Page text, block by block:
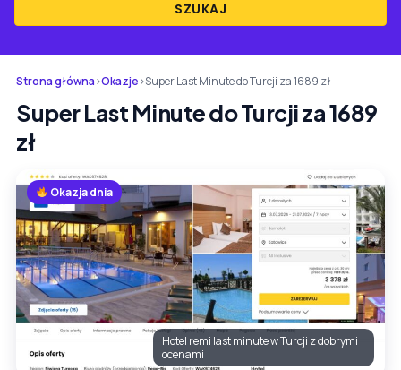
SZUKAJ
Strona główna›Okazje›Super Last Minute do Turcji za 1689 zł
Super Last Minute do Turcji za 1689
zł
Okazja dnia
Hotel remi last minute w Turcji z dobrymi
ocenami